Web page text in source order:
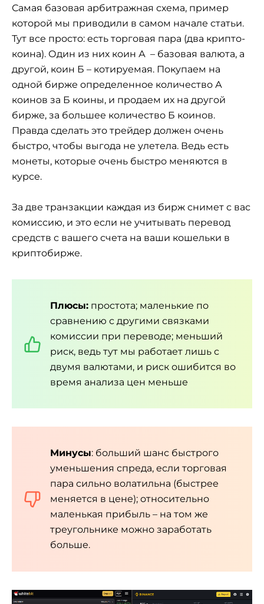
Самая базовая арбитражная схема, пример
которой мы приводили в самом начале статьи.
Тут все просто: есть торговая пара (два крипто-
коина). Один из них коин А – базовая валюта, а
другой, коин Б – котируемая. Покупаем на
одной бирже определенное количество А
коинов за Б коины, и продаем их на другой
бирже, за большее количество Б коинов.
Правда сделать это трейдер должен очень
быстро, чтобы выгода не улетела. Ведь есть
монеты, которые очень быстро меняются в
курсе.
За две транзакции каждая из бирж снимет с вас
комиссию, и это если не учитывать перевод
средств с вашего счета на ваши кошельки в
криптобирже.
Плюсы: простота; маленькие по
сравнению с другими связками
комиссии при переводе; меньший
риск, ведь тут мы работает лишь с
двумя валютами, и риск ошибится во
время анализа цен меньше
Минусы: больший шанс быстрого
уменьшения спреда, если торговая
пара сильно волатильна (быстрее
меняется в цене); относительно
маленькая прибыль – на том же
треугольнике можно заработать
больше.